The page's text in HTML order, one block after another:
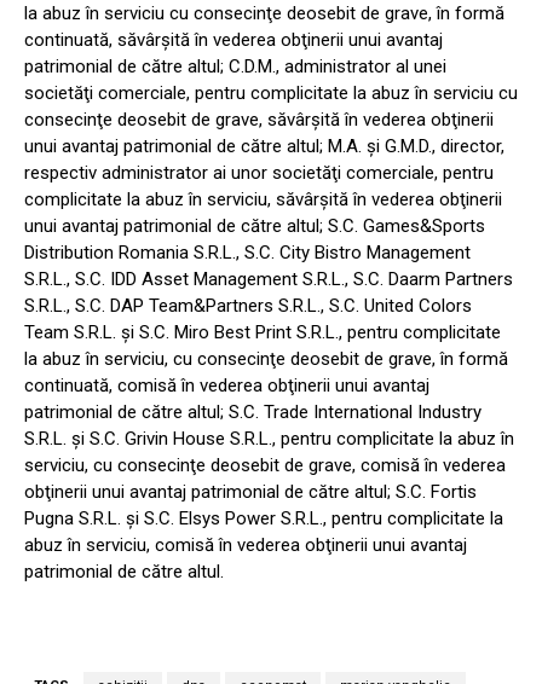
la abuz în serviciu cu consecinţe deosebit de grave, în formă
continuată, săvârşită în vederea obţinerii unui avantaj
patrimonial de către altul; C.D.M., administrator al unei
societăţi comerciale, pentru complicitate la abuz în serviciu cu
consecinţe deosebit de grave, săvârşită în vederea obţinerii
unui avantaj patrimonial de către altul; M.A. şi G.M.D., director,
respectiv administrator ai unor societăţi comerciale, pentru
complicitate la abuz în serviciu, săvârşită în vederea obţinerii
unui avantaj patrimonial de către altul; S.C. Games&Sports
Distribution Romania S.R.L., S.C. City Bistro Management
S.R.L., S.C. IDD Asset Management S.R.L., S.C. Daarm Partners
S.R.L., S.C. DAP Team&Partners S.R.L., S.C. United Colors
Team S.R.L. şi S.C. Miro Best Print S.R.L., pentru complicitate
la abuz în serviciu, cu consecinţe deosebit de grave, în formă
continuată, comisă în vederea obţinerii unui avantaj
patrimonial de către altul; S.C. Trade International Industry
S.R.L. şi S.C. Grivin House S.R.L., pentru complicitate la abuz în
serviciu, cu consecinţe deosebit de grave, comisă în vederea
obţinerii unui avantaj patrimonial de către altul; S.C. Fortis
Pugna S.R.L. şi S.C. Elsys Power S.R.L., pentru complicitate la
abuz în serviciu, comisă în vederea obţinerii unui avantaj
patrimonial de către altul.